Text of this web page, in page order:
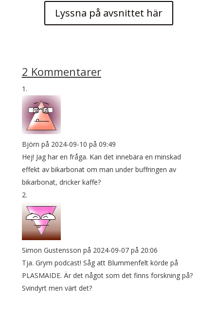
Lyssna på avsnittet här
2 Kommentarer
Björn på 2024-09-10 på 09:49
Hej! Jag har en fråga. Kan det innebära en minskad
effekt av bikarbonat om man under buffringen av
bikarbonat, dricker kaffe?
Simon Gustensson på 2024-09-07 på 20:06
Tja. Grym podcast! Såg att Blummenfelt körde på
PLASMAIDE. Är det något som det finns forskning på?
Svindyrt men värt det?